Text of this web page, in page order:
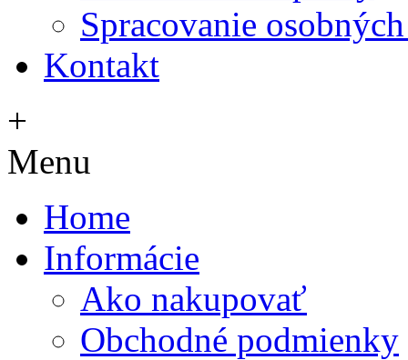
Spracovanie
Kontakt
+
Menu
Home
Informácie
Ako nakupovať
Obchodné podmienky